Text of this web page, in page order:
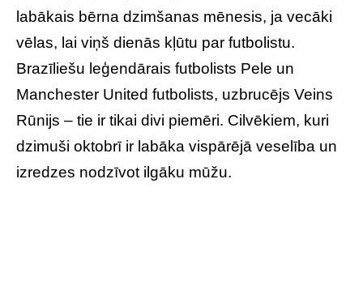
labākais bērna dzimšanas mēnesis, ja vecāki
vēlas, lai viņš dienās kļūtu par futbolistu.
Brazīliešu leģendārais futbolists Pele un
Manchester United futbolists, uzbrucējs Veins
Rūnijs – tie ir tikai divi piemēri. Cilvēkiem, kuri
dzimuši oktobrī ir labāka vispārējā veselība un
izredzes nodzīvot ilgāku mūžu.